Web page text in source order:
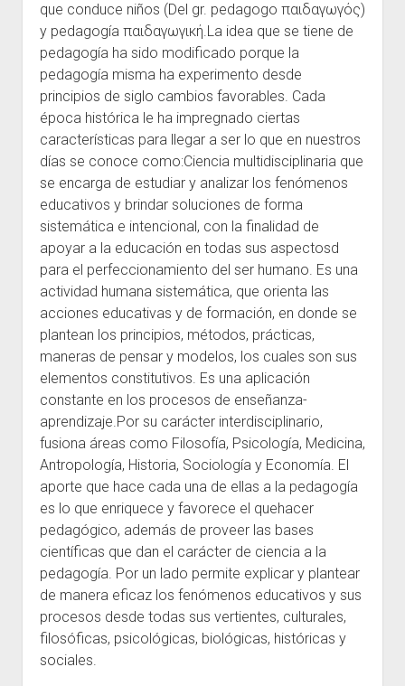
Biografías
Recursos
General
Escuelas
Contacto
que conduce niños (Del gr. pedagogo παιδαγωγός)
y pedagogía παιδαγωγική.La idea que se tiene de
pedagogía ha sido modificado porque la
pedagogía misma ha experimento desde
principios de siglo cambios favorables. Cada
época histórica le ha impregnado ciertas
características para llegar a ser lo que en nuestros
días se conoce como:Ciencia multidisciplinaria que
se encarga de estudiar y analizar los fenómenos
educativos y brindar soluciones de forma
sistemática e intencional, con la finalidad de
apoyar a la educación en todas sus aspectosd
para el perfeccionamiento del ser humano. Es una
actividad humana sistemática, que orienta las
acciones educativas y de formación, en donde se
plantean los principios, métodos, prácticas,
maneras de pensar y modelos, los cuales son sus
elementos constitutivos. Es una aplicación
constante en los procesos de enseñanza-
aprendizaje.Por su carácter interdisciplinario,
fusiona áreas como Filosofía, Psicología, Medicina,
Antropología, Historia, Sociología y Economía. El
aporte que hace cada una de ellas a la pedagogía
es lo que enriquece y favorece el quehacer
pedagógico, además de proveer las bases
científicas que dan el carácter de ciencia a la
pedagogía. Por un lado permite explicar y plantear
de manera eficaz los fenómenos educativos y sus
procesos desde todas sus vertientes, culturales,
filosóficas, psicológicas, biológicas, históricas y
sociales.